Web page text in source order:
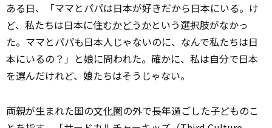
ある日、「ママとパパは日本が好きだから日本にいる。け
ど、私たちは日本に住むかどうかという選択肢がなかっ
た。ママとパパも日本人じゃないのに、なんで私たちは日
本にいるの？」と娘に問われた。確かに、私は自分で日本
を選んだけれど、娘たちはそうじゃない。
両親が生まれた国の文化圏の外で長年過ごした子どものこ